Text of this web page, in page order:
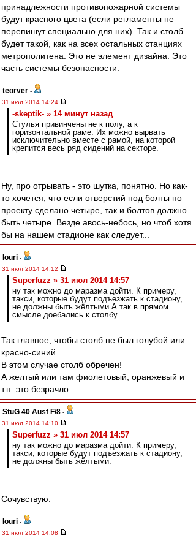
принадлежности противопожарной системы
будут красного цвета (если регламенты не
перепишут специально для них). Так и столб
будет такой, как на всех остальных станциях
метрополитена. Это не элемент дизайна. Это
часть системы безопасности.
teorver -
31 июл 2014 14:24
-skeptik- » 14 минут назад
Стулья привинчены не к полу, а к
горизонтальной раме. Их можно вырвать
исключительно вместе с рамой, на которой
крепится весь ряд сидений на секторе.
Ну, про отрывать - это шутка, понятно. Но как-
то хочется, что если отверстий под болты по
проекту сделано четыре, так и болтов должно
быть четыре. Везде авось-небось, но чтоб хотя
бы на нашем стадионе как следует...
Iouri -
31 июл 2014 14:12
Superfuzz » 31 июл 2014 14:57
ну так можно до маразма дойти. К примеру,
такси, которые будут подъезжать к стадиону,
не должны быть жёлтыми.А так в прямом
смысле доебались к столбу.
Так главное, чтобы столб не был голубой или
красно-синий.
В этом случае столб обречен!
А желтый или там фиолетовый, оранжевый и
т.п. это безрачло.
StuG 40 Ausf F/8 -
31 июл 2014 14:10
Superfuzz » 31 июл 2014 14:57
ну так можно до маразма дойти. К примеру,
такси, которые будут подъезжать к стадиону,
не должны быть жёлтыми.
Сочувствую.
Iouri -
31 июл 2014 14:08